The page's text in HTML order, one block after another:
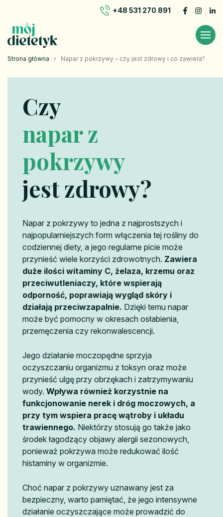
+48 531 270 891
Strona główna › Napar z pokrzywy – czy jest zdrowy i co zawiera?
Czy
napar z
pokrzywy
jest zdrowy?
Napar z pokrzywy to jedna z najprostszych i
najpopularniejszych form włączenia tej rośliny do
codziennej diety, a jego regularne picie może
przynieść wiele korzyści zdrowotnych. Zawiera
duże ilości witaminy C, żelaza, krzemu oraz
przeciwutleniaczy, które wspierają
odporność, poprawiają wygląd skóry i
działają przeciwzapalnie. Dzięki temu napar
może być pomocny w okresach osłabienia,
przemęczenia czy rekonwalescencji.
Jego działanie moczopędne sprzyja
oczyszczaniu organizmu z toksyn oraz może
przynieść ulgę przy obrzękach i zatrzymywaniu
wody. Wpływa również korzystnie na
funkcjonowanie nerek i dróg moczowych, a
przy tym wspiera pracę wątroby i układu
trawiennego. Niektórzy stosują go także jako
środek łagodzący objawy alergii sezonowych,
ponieważ pokrzywa może redukować ilość
histaminy w organizmie.
Choć napar z pokrzywy uznawany jest za
bezpieczny, warto pamiętać, że jego intensywne
działanie oczyszczające może prowadzić do